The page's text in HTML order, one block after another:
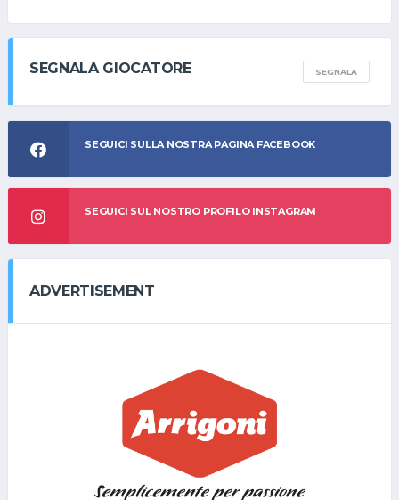
SEGNALA GIOCATORE SEGNALA
SEGUICI SULLA NOSTRA PAGINA FACEBOOK
SEGUICI SUL NOSTRO PROFILO INSTAGRAM
ADVERTISEMENT